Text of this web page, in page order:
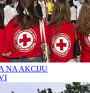
NA AKCIJU